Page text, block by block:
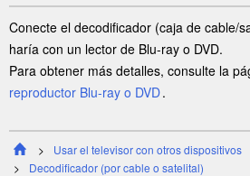
Conecte el decodificador (caja de cable/
haría con un lector de Blu-ray o DVD.
Para obtener más detalles, consulte la
reproductor Blu-ray o DVD.
Usar el televisor con otros dispositivos
Decodificador (por cable o satelital)